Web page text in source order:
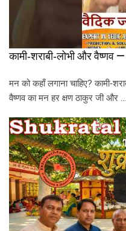
कामी‑शराबी‑लोभी और वैष्णव
मन को कहाँ लगाना चाहिए?
वैष्णव का मन हर क्षण ठाकुर जी और …